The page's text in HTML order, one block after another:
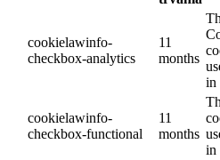
cookielawinfo-
checkbox-analytics
11
months
in
cookielawinfo-
checkbox-functional
11
months
in